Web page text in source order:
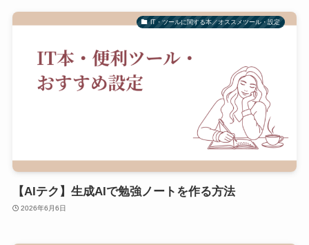
IT・ツールに関する本／オススメツール・設定
【AIテク】生成AIで勉強ノートを作る方法
2026年6月6日